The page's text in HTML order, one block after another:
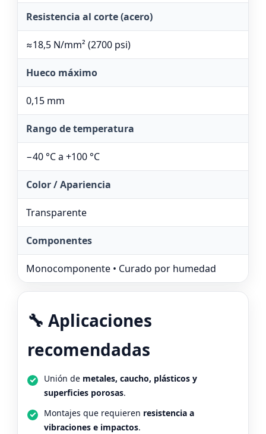
Resistencia al corte (acero)
≈18,5 N/mm² (2700 psi)
Hueco máximo
0,15 mm
Rango de temperatura
−40 °C a +100 °C
Color / Apariencia
Transparente
Componentes
Monocomponente • Curado por humedad
🔧 Aplicaciones
recomendadas
Unión de metales, caucho, plásticos y
superficies porosas.
Montajes que requieren resistencia a
vibraciones e impactos.